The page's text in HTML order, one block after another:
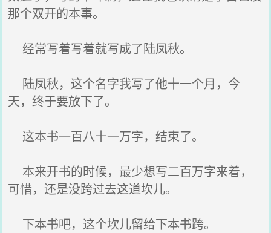
那个双开的本事。
经常写着写着就写成了陆凤秋。
陆凤秋，这个名字我写了他十一个月，今
天，终于要放下了。
这本书一百八十一万字，结束了。
本来开书的时候，最少想写二百万字来着，
可惜，还是没跨过去这道坎儿。
下本书吧，这个坎儿留给下本书跨。